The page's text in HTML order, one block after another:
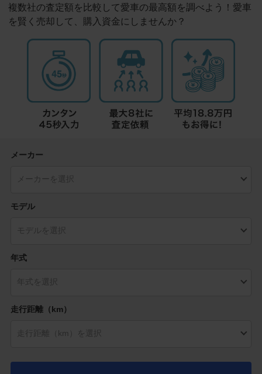
複数社の査定額を比較して愛車の最高額を調べよう！愛車
を賢く売却して、購入資金にしませんか？
メーカー
モデル
年式
走行距離（km）